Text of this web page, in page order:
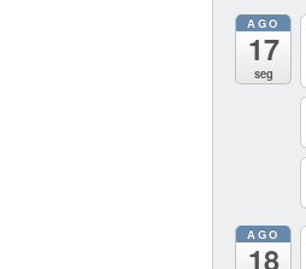
AGO
17
seg
AGO
18